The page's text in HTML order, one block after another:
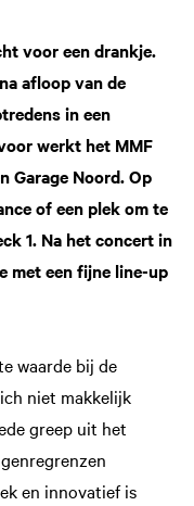
voor een drankje.
afloop van de
in een
werkt het MMF
Garage Noord. Op
of een plek om te
1. Na het concert in
met een fijne line-up
waarde bij de
niet makkelijk
greep uit het
en innovatief is